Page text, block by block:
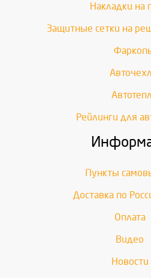
Накладки на
Защитные сетки на
Рейлинги для
Пункты
Доставка по
Оплата
Видео
Новости